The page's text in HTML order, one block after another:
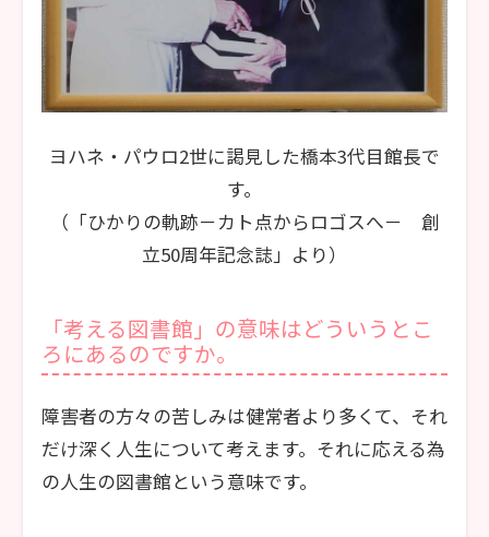
ヨハネ・パウロ2世に謁見した橋本3代目館長で
す。
（「ひかりの軌跡－カト点からロゴスへ－ 創
立50周年記念誌」より）
「考える図書館」の意味はどういうとこ
ろにあるのですか。
障害者の方々の苦しみは健常者より多くて、それ
だけ深く人生について考えます。それに応える為
の人生の図書館という意味です。